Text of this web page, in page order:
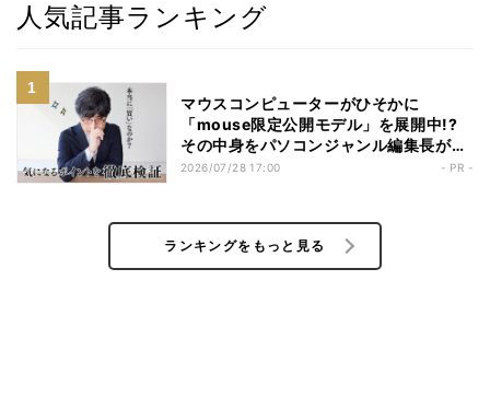
人気記事ランキング
マウスコンピューターがひそかに
「mouse限定公開モデル」を展開中!?
その中身をパソコンジャンル編集長が勝
手にチェックしてみた
2026/07/28 17:00 - PR -
ランキングをもっと見る